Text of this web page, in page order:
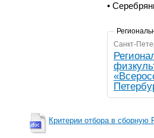
•
Санкт-
Критерии отбора в